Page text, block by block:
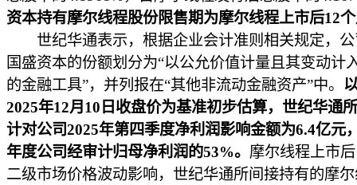
资本持有摩尔线程股份限售期为摩尔线程上市后12
世纪华通表示，根据企业会计准则相关规定，公
国盛资本的份额划分为“以公允价值计量且其变动计
的金融工具”，并列报在“其他非流动金融资产”中。
2025年12月10日收盘价为基准初步估算，世纪华通
计对公司2025年第四季度净利润影响金额为6.4亿元
年度公司经审计归母净利润的53%。 摩尔线程上市
二级市场价格波动影响，世纪华通所间接持有的摩